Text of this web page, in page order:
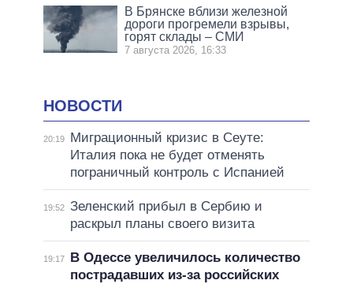
В Брянске вблизи железной
дороги прогремели взрывы,
горят склады – СМИ
7 августа 2026, 16:33
НОВОСТИ
20:19
Миграционный кризис в Сеуте:
Италия пока не будет отменять
пограничный контроль с Испанией
19:52 Зеленский прибыл в Сербию и
раскрыл планы своего визита
19:17
В Одессе увеличилось количество
пострадавших из-за российских